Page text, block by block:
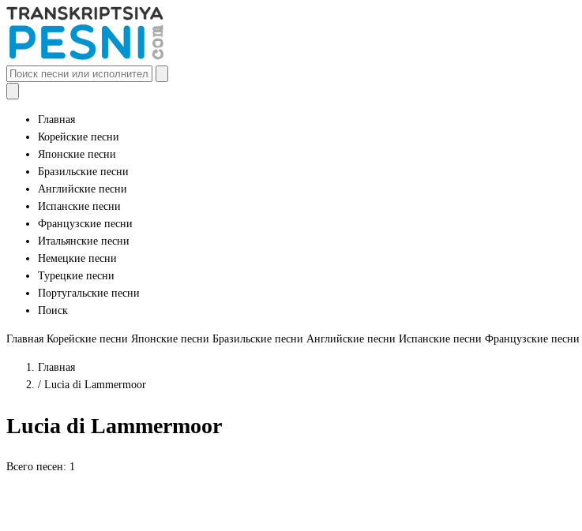
Главная
Корейские песни
Японские песни
Бразильские песни
Английские песни
Испанские песни
Французские песни
Итальянские песни
Немецкие песни
Турецкие песни
Португальские песни
Поиск
Главная Корейские песни Японские песни Бразильские песни Английские песни Испанские песни Французские песни
Главная
/ Lucia di Lammermoor
Lucia di Lammermoor
Всего песен: 1